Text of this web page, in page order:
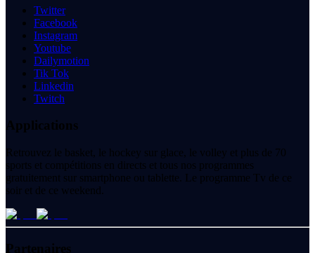
Twitter
Facebook
Instagram
Youtube
Dailymotion
Tik Tok
Linkedin
Twitch
Applications
Retrouvez le basket, le hockey sur glace, le volley et plus de 70
sports et compétitions en directs et tous nos programmes
gratuitement sur smartphone ou tablette. Le programme Tv de ce
soir et de ce weekend.
Partenaires